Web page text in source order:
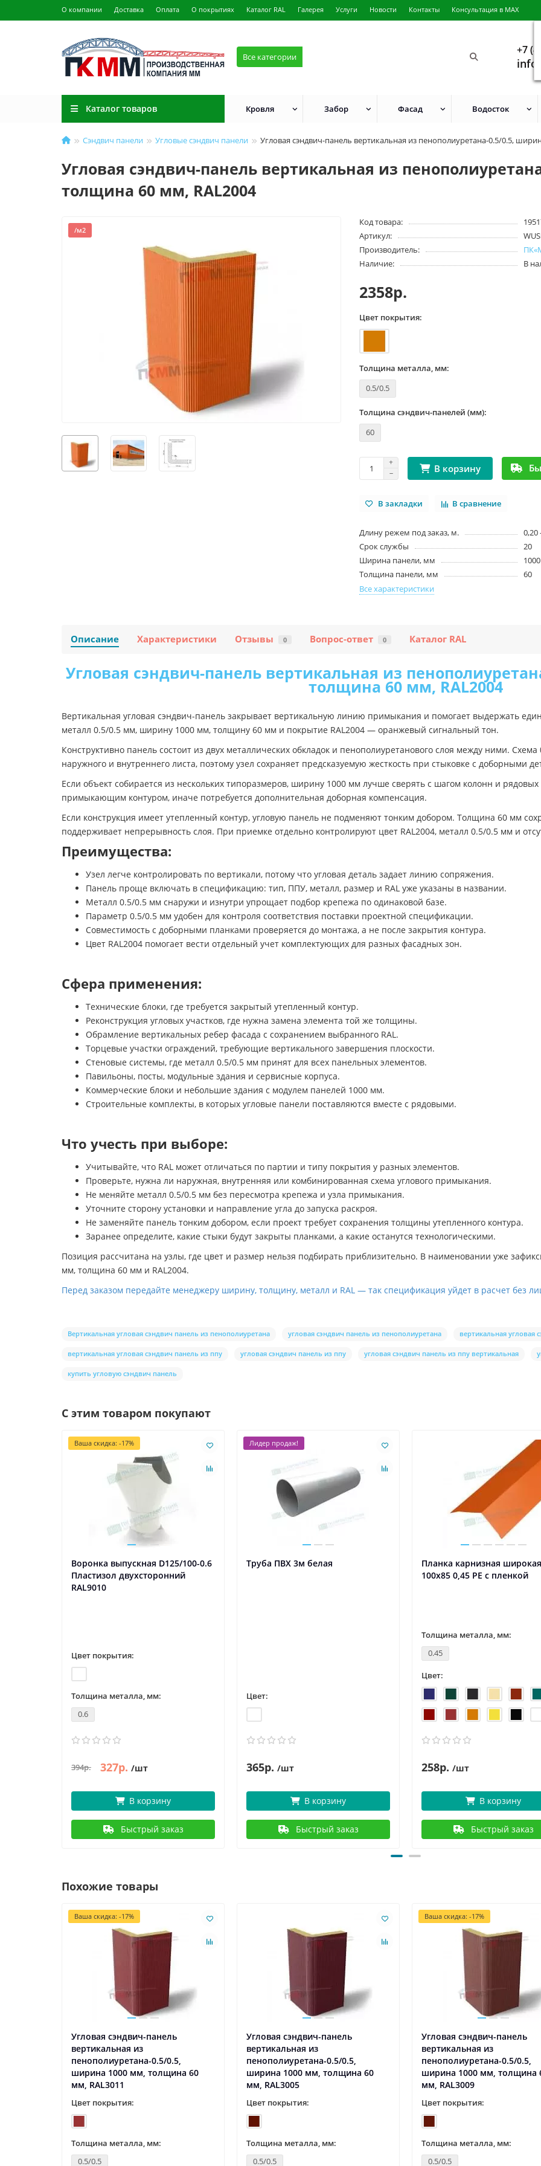
О компании Доставка Оплата О покрытиях Каталог RAL Галерея Услуги Новости Контакты Консультация в MAX
Все категории
+7
Каталог товаров Кровля Забор Фасад Водосток
Сэндвич панели Угловые сэндвич панели Угловая сэндвич-панель вертикальная из пенополиуретана-0.5/0.5,
Угловая сэндвич-панель вертикальная из
толщина 60 мм, RAL2004
/м2
Код товара:
Артикул:
Производитель:
Наличие:
В
2358р.
Цвет покрытия:
Толщина металла, мм:
0.5/0.5
Толщина сэндвич-панелей (мм):
60
В корзину
В закладки В сравнение
Длину режем под заказ, м.
0,20
Срок службы
20
Ширина панели, мм
1000
Толщина панели, мм
60
Все характеристики
Описание Характеристики Отзывы 0 Вопрос-ответ 0 Каталог RAL
Угловая сэндвич-панель вертикальная из
толщина 60 мм, RAL2004
Вертикальная угловая сэндвич-панель закрывает вертикальную линию примыкания и помогает выдержать
металл 0.5/0.5 мм, ширину 1000 мм, толщину 60 мм и покрытие RAL2004 — оранжевый сигнальный тон.
Конструктивно панель состоит из двух металлических обкладок и пенополиуретанового слоя между ними.
наружного и внутреннего листа, поэтому узел сохраняет предсказуемую жесткость при стыковке с доборными
Если объект собирается из нескольких типоразмеров, ширину 1000 мм лучше сверять с шагом колонн и
примыкающим контуром, иначе потребуется дополнительная доборная компенсация.
Если конструкция имеет утепленный контур, угловую панель не подменяют тонким добором. Толщина 60 мм
поддерживает непрерывность слоя. При приемке отдельно контролируют цвет RAL2004, металл 0.5/0.5 мм и
Преимущества:
Узел легче контролировать по вертикали, потому что угловая деталь задает линию сопряжения.
Панель проще включать в спецификацию: тип, ППУ, металл, размер и RAL уже указаны в названии.
Металл 0.5/0.5 мм снаружи и изнутри упрощает подбор крепежа по одинаковой базе.
Параметр 0.5/0.5 мм удобен для контроля соответствия поставки проектной спецификации.
Совместимость с доборными планками проверяется до монтажа, а не после закрытия контура.
Цвет RAL2004 помогает вести отдельный учет комплектующих для разных фасадных зон.
Сфера применения:
Технические блоки, где требуется закрытый утепленный контур.
Реконструкция угловых участков, где нужна замена элемента той же толщины.
Обрамление вертикальных ребер фасада с сохранением выбранного RAL.
Торцевые участки ограждений, требующие вертикального завершения плоскости.
Стеновые системы, где металл 0.5/0.5 мм принят для всех панельных элементов.
Павильоны, посты, модульные здания и сервисные корпуса.
Коммерческие блоки и небольшие здания с модулем панелей 1000 мм.
Строительные комплекты, в которых угловые панели поставляются вместе с рядовыми.
Что учесть при выборе:
Учитывайте, что RAL может отличаться по партии и типу покрытия у разных элементов.
Проверьте, нужна ли наружная, внутренняя или комбинированная схема углового примыкания.
Не меняйте металл 0.5/0.5 мм без пересмотра крепежа и узла примыкания.
Уточните сторону установки и направление угла до запуска раскроя.
Не заменяйте панель тонким добором, если проект требует сохранения толщины утепленного контура.
Заранее определите, какие стыки будут закрыты планками, а какие останутся технологическими.
Позиция рассчитана на узлы, где цвет и размер нельзя подбирать приблизительно. В наименовании уже
мм, толщина 60 мм и RAL2004.
Перед заказом передайте менеджеру ширину, толщину, металл и RAL — так спецификация уйдет в расчет без
Вертикальная угловая сэндвич панель из пенополиуретана угловая сэндвич панель из пенополиуретана вертикальная угловая
вертикальная угловая сэндвич панель из ппу угловая сэндвич панель из ппу угловая сэндвич панель из ппу вертикальная
купить угловую сэндвич панель
С этим товаром покупают
Ваша скидка: -17%
Воронка выпускная D125/100-0.6
Пластизол двухсторонний
RAL9010
Цвет покрытия:
Толщина металла, мм:
0.6
394р. 327р. /шт
В корзину
Быстрый заказ
Лидер продаж!
Труба ПВХ 3м белая
Цвет:
365р. /шт
В корзину
Быстрый заказ
Планка карнизная широкая
100х85 0,45 PE с пленкой
Толщина металла, мм:
0.45
Цвет:
258р. /шт
В корзину
Быстрый заказ
Похожие товары
Ваша скидка: -17%
Угловая сэндвич-панель
вертикальная из
пенополиуретана-0.5/0.5,
ширина 1000 мм, толщина 60
мм, RAL3011
Цвет покрытия:
Толщина металла, мм:
0.5/0.5
Угловая сэндвич-панель
вертикальная из
пенополиуретана-0.5/0.5,
ширина 1000 мм, толщина 60
мм, RAL3005
Цвет покрытия:
Толщина металла, мм:
0.5/0.5
Ваша скидка: -17%
Угловая сэндвич-панель
вертикальная из
пенополиуретана-0.5/0.5,
ширина 1000 мм, толщина
мм, RAL3009
Цвет покрытия:
Толщина металла, мм:
0.5/0.5